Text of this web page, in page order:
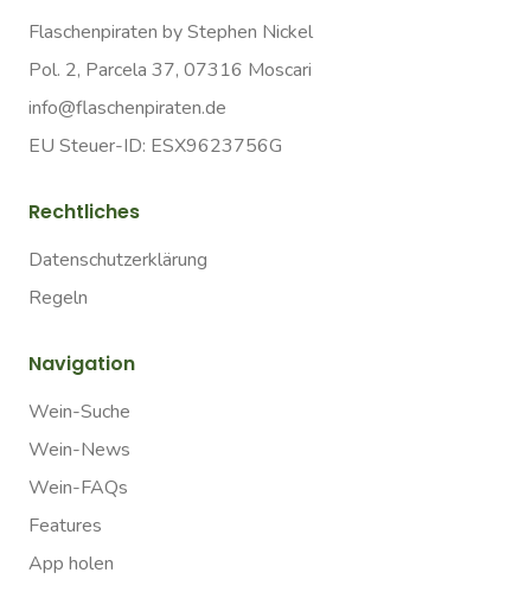
Flaschenpiraten by Stephen Nickel
Pol. 2, Parcela 37, 07316 Moscari
info@flaschenpiraten.de
EU Steuer-ID: ESX9623756G
Rechtliches
Datenschutzerklärung
Regeln
Navigation
Wein-Suche
Wein-News
Wein-FAQs
Features
App holen